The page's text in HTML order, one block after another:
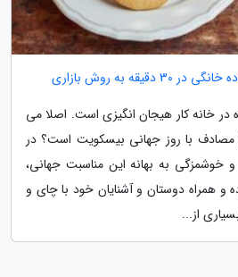
خانه کار هیجان انگیزی است. اصلا می
می (8 خرداد) مصادف با روز جهانی بیسکویت است؟ در
و خوشمزگی به بهانه این مناسبت جهانی،
و همراه دوستان و آشنایان خود با چای و
از...